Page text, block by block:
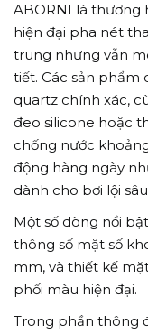
ABORNI là thương
hiện đại pha nét
trung nhưng vẫn
tiết. Các sản phẩm
quartz chính xác,
đeo silicone hoặc
chống nước
động hàng ngày
dành cho bơi lội
Một số dòng nổi
thông số mặt số
mm, và thiết kế
phối màu hiện đại.
Trong phần thông